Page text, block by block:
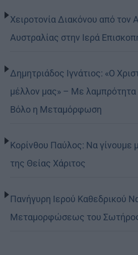
Χειροτονία Διακόνου από τον
Αυστραλίας στην Ιερά
Δημητριάδος Ιγνάτιος: «Ο
μέλλον μας» – Με λαμπρότητα
Βόλο η Μεταμόρφωση
Κορίνθου Παύλος: Να γίνουμε
της Θείας Χάριτος
Πανήγυρη Ιερού Καθεδρικού
Μεταμορφώσεως του